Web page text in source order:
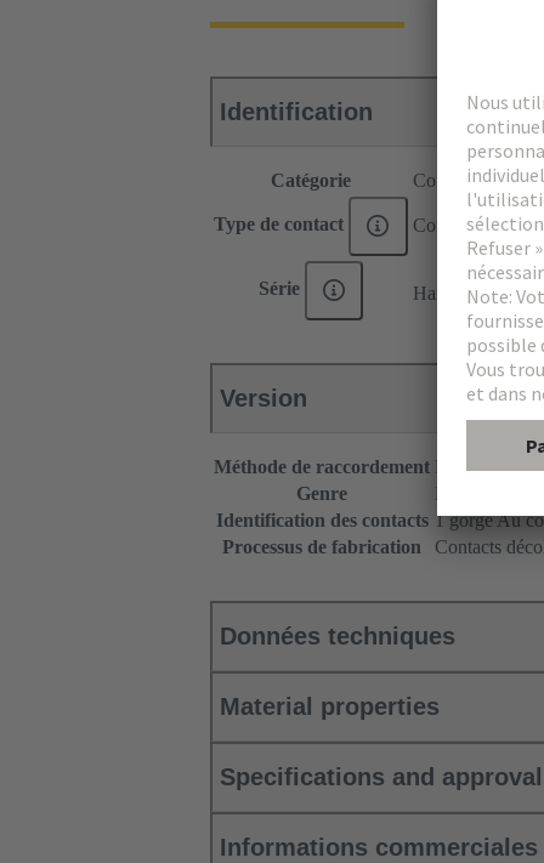
Identification
Catégorie Contacts
Type de contact Contact à sertir
Série Han E ®
Version
Méthode de raccordement
Genre
Mâle
Identification des contacts 1 gorge Au
Processus de fabrication
Contacts
Données techniques
Material properties
Specifications and
Informations commerciales